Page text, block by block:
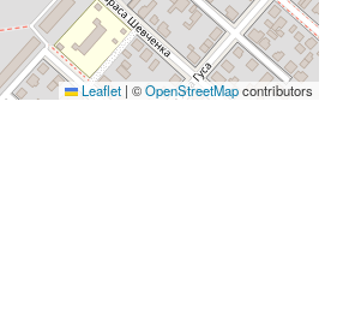
Leaflet | ©OpenStreetMapcontributors